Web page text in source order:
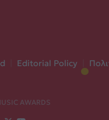
Editorial Policy
AWARDS